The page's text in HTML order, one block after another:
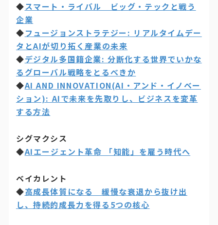
◆スマート・ライバル ビッグ・テックと戦う
企業
◆フュージョンストラテジー: リアルタイムデー
タとAIが切り拓く産業の未来
◆デジタル多国籍企業: 分断化する世界でいかな
るグローバル戦略をとるべきか
◆AI AND INNOVATION(AI・アンド・イノベー
ション): AIで未来を先取りし、ビジネスを変革
する方法
シグマクシス
◆AIエージェント革命 「知能」を雇う時代へ
ベイカレント
◆高成長体質になる 緩慢な衰退から抜け出
し、持続的成長力を得る5つの核心